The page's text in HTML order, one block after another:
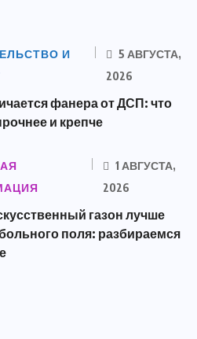
И
5 АВГУСТА,
2026
фанера от ДСП: что
и крепче
1 АВГУСТА,
2026
газон лучше
поля: разбираемся